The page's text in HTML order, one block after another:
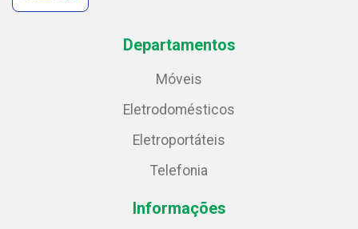
Departamentos
Móveis
Eletrodomésticos
Eletroportáteis
Telefonia
Informações